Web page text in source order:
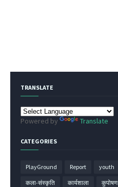
TRANSLATE
Powered by Translate
CATEGORIES
PlayGround Report youth
कला-संस्कृति कार्यशाला कुपोषण